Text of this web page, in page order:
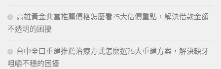
高雄黃金典當推薦價格怎麼看?5大估價重點，解決借款金額
不透明的困擾
台中全口重建推薦治療方式怎麼選?5大重建方案，解決缺牙
咀嚼不穩的困擾